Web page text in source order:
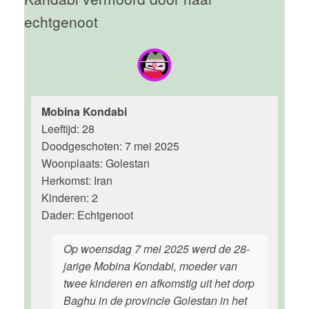
echtgenoot
Mobina Kondabi
Leeftijd: 28
Doodgeschoten: 7 mei 2025
Woonplaats: Golestan
Herkomst: Iran
Kinderen: 2
Dader: Echtgenoot
Op woensdag 7 mei 2025 werd de 28-
jarige Mobina Kondabi, moeder van
twee kinderen en afkomstig uit het dorp
Baghu in de provincie Golestan in het